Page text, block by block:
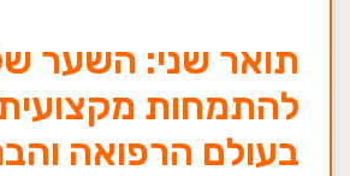
תואר שני: השער
להתמחות
בעולם הרפואה